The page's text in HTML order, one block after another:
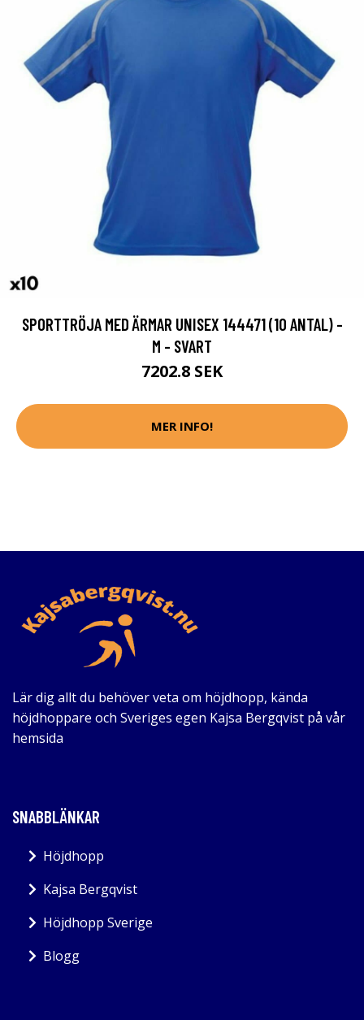
SPORTTRÖJA MED ÄRMAR UNISEX 144471 (10 ANTAL) -
M - SVART
7202.8 SEK
MER INFO!
Lär dig allt du behöver veta om höjdhopp, kända
höjdhoppare och Sveriges egen Kajsa Bergqvist på vår
hemsida
SNABBLÄNKAR
Höjdhopp
Kajsa Bergqvist
Höjdhopp Sverige
Blogg